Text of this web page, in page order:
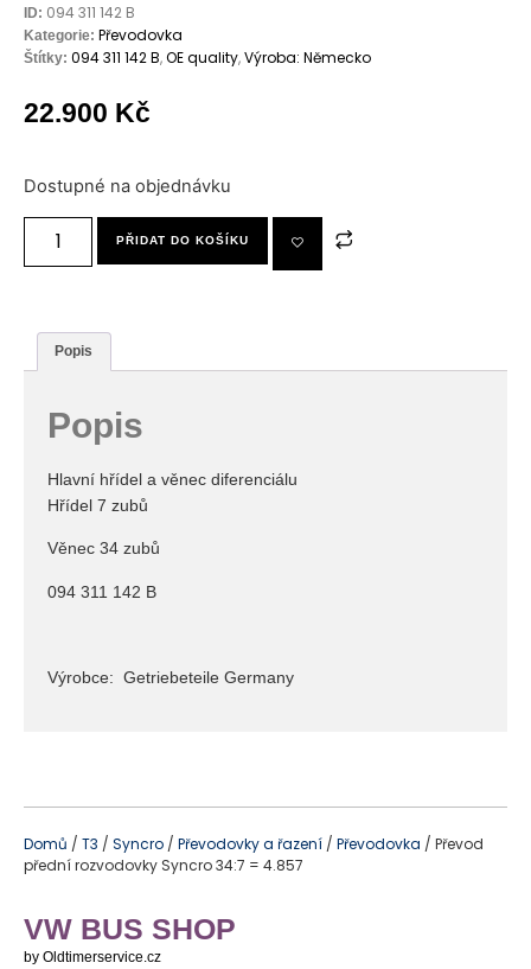
ID: 094 311 142 B
Kategorie: Převodovka
Štítky: 094 311 142 B,OE quality,Výroba: Německo
22.900 Kč
Dostupné na objednávku
PŘIDAT DO KOŠÍKU
Popis
Popis
Hlavní hřídel a věnec diferenciálu
Hřídel 7 zubů
Věnec 34 zubů
094 311 142 B
Výrobce: Getriebeteile Germany
Domů / T3 / Syncro / Převodovky a řazení / Převodovka / Převod
přední rozvodovky Syncro 34:7 = 4.857
VW BUS SHOP
by Oldtimerservice.cz